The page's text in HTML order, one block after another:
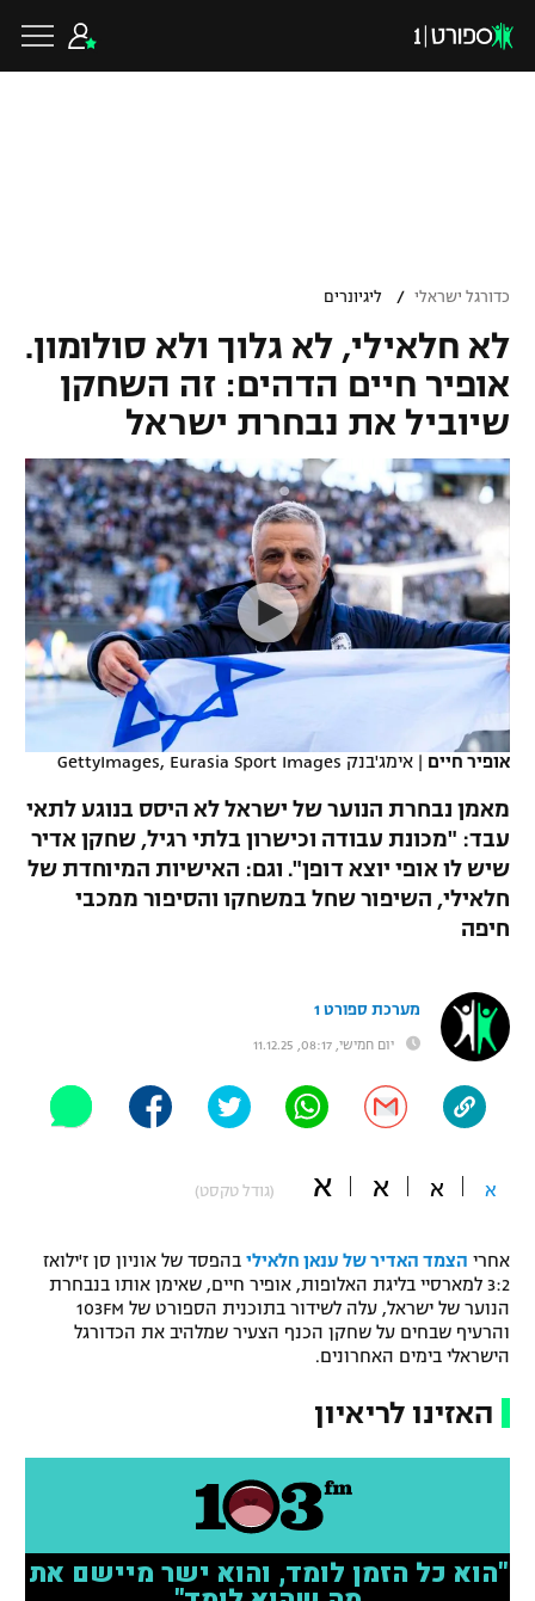
VOD
רץ ברשת
לוח שידורים
ברחבה
"מעל הליגה" – פודקאסט
"מחצית בשכונה" – פודקאסט
משתתפים וזוכים בפרסים
תקנון משתתפים וזוכים בפרסים
תקנון עבור פעילות אלקטרה
תקנון עבור פעילות ספורט 1 – "מרלן"
טניס
גיימינג E-Sports
תנאי שימוש
תקנון פעילות ספורט 1
ליגה לאומית
גביע הטוטו
גביע המדינה
נבחרת ישראל
מכבי חיפה
בית"ר ירושלים
מכבי תל אביב
הפועל חיפה
הפועל באר שבע
בני יהודה
כדורגל עולמי
ליגת האלופות
ליגה אירופית
ליגה אנגלית
ליגה גרמנית
ליגה ספרדית
ליגה איטלקית
ליגה הולנדית
ליגה טורקית
ליגה סינית
ליגה ברזילאית
ליגות נוספות
כדורסל ישראלי
ליגת ווינר סל
ליגה לאומית
כדורסל נשים
מכבי תל אביב
הפועל חולון
הפועל ירושלים
כדורסל עולמי
NBA
יורוליג
יורוקאפ
ענפים נוספים
טניס
כדוריד
כדורעף
ג'ודו
אגרוף
UFC
היאבקות WWE
אופניים
ספורט מוטורי
פוטבול אמריקאי NFL
בייסבול MLB
ספורט אתגרי ואקסטרים
אומנויות לחימה
כדורגל ישראלי / ליגיונרים
לא חלאילי, לא גלוך ולא סולומון.
אופיר חיים הדהים: זה השחקן
שיוביל את נבחרת ישראל
אופיר חיים | אימג'בנק GettyImages, Eurasia Sport Images
מאמן נבחרת הנוער של ישראל לא היסס בנוגע לתאי
עבד: "מכונת עבודה וכישרון בלתי רגיל, שחקן אדיר
שיש לו אופי יוצא דופן". וגם: האישיות המיוחדת של
חלאילי, השיפור שחל במשחקו והסיפור ממכבי
חיפה
מערכת ספורט 1
יום חמישי, 08:17, 11.12.25
א א א א (גודל טקסט)
אחרי הצמד האדיר של ענאן חלאילי בהפסד של אוניון סן ז'ילואז
3:2 למארסיי בליגת האלופות, אופיר חיים, שאימן אותו בנבחרת
הנוער של ישראל, עלה לשידור בתוכנית הספורט של 103FM
והרעיף שבחים על שחקן הכנף הצעיר שמלהיב את הכדורגל
הישראלי בימים האחרונים.
האזינו לריאיון